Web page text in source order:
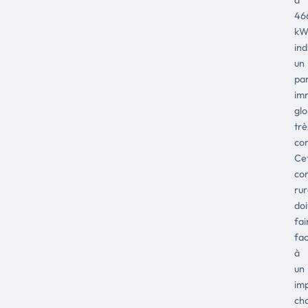
un
à
un